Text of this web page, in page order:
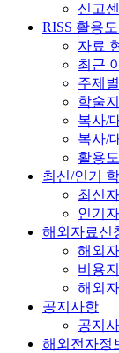
신고
RISS 활용
자료
최근
주제
학술
복사/
복사/
활용
최신/인기
최신
인기
해외자료신
해외
비용
해외
공지사항
공지
해외전자정